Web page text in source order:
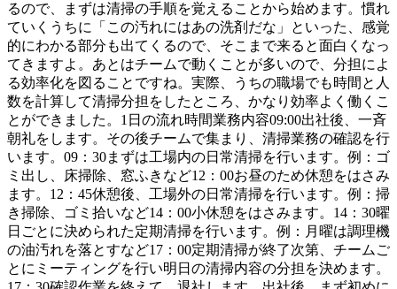
るので、まずは清掃の手順を覚えることから始めます。慣れ
ていくうちに「この汚れにはあの洗剤だな」といった、感覚
的にわかる部分も出てくるので、そこまで来ると面白くなっ
てきますよ。あとはチームで動くことが多いので、分担によ
る効率化を図ることですね。実際、うちの職場でも時間と人
数を計算して清掃分担をしたところ、かなり効率よく働くこ
とができました。1日の流れ時間業務内容09:00出社後、一斉
朝礼をします。その後チームで集まり、清掃業務の確認を行
います。09：30まずは工場内の日常清掃を行います。例：ゴ
ミ出し、床掃除、窓ふきなど12：00お昼のため休憩をはさみ
ます。12：45休憩後、工場外の日常清掃を行います。例：掃
き掃除、ゴミ拾いなど14：00小休憩をはさみます。14：30曜
日ごとに決められた定期清掃を行います。例：月曜は調理機
の油汚れを落とすなど17：00定期清掃が終了次第、チームご
とにミーティングを行い明日の清掃内容の分担を決めます。